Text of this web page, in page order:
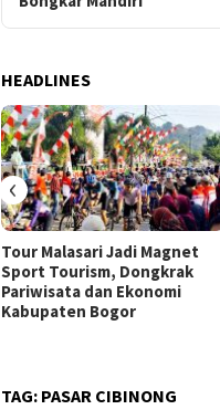
HEADLINES
Tour Malasari Jadi Magnet
Sport Tourism, Dongkrak
Pariwisata dan Ekonomi
Kabupaten Bogor
‹
TAG: PASAR CIBINONG